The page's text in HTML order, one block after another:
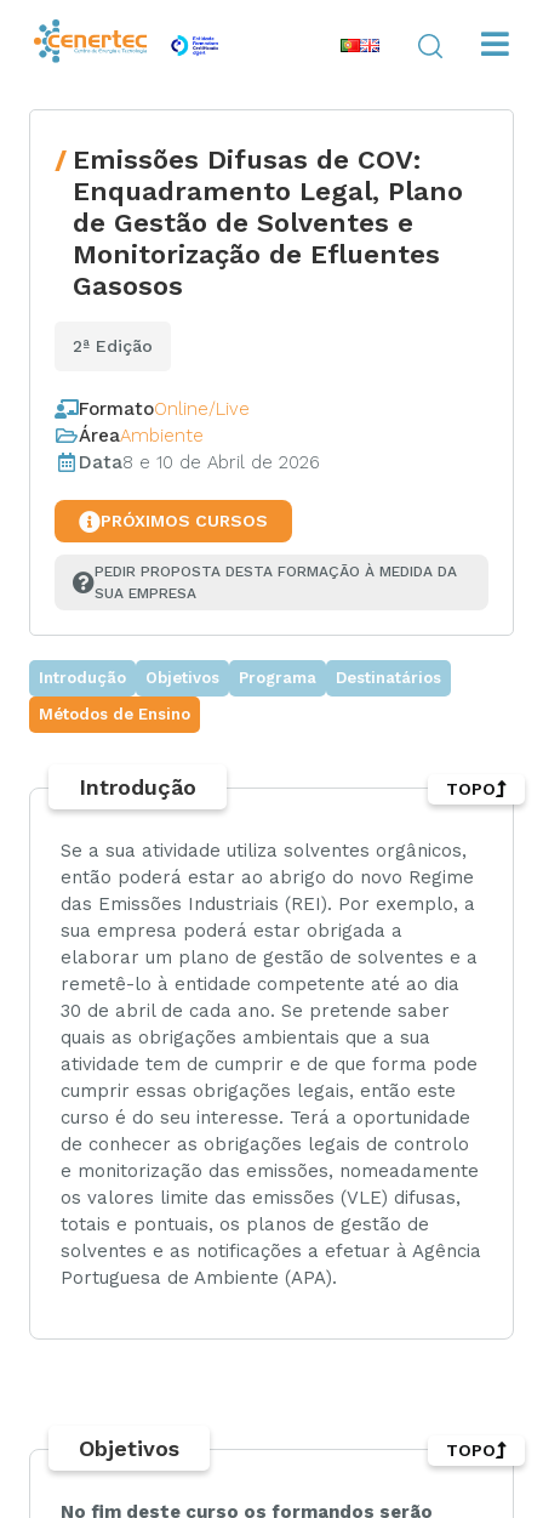
Emissões Difusas de COV:
Enquadramento Legal, Plano
de Gestão de Solventes e
Monitorização de Efluentes
Gasosos
2ª Edição
FormatoOnline/Live
ÁreaAmbiente
Data8 e 10 de Abril de 2026
PRÓXIMOS CURSOS
PEDIR PROPOSTA DESTA FORMAÇÃO À MEDIDA DA
SUA EMPRESA
Introdução Objetivos Programa
Destinatários
Métodos de Ensino
Introdução
Se a sua atividade utiliza solventes orgânicos,
então poderá estar ao abrigo do novo Regime
das Emissões Industriais (REI). Por exemplo, a
sua empresa poderá estar obrigada a
elaborar um plano de gestão de solventes e a
remetê-lo à entidade competente até ao dia
30 de abril de cada ano. Se pretende saber
quais as obrigações ambientais que a sua
atividade tem de cumprir e de que forma pode
cumprir essas obrigações legais, então este
curso é do seu interesse. Terá a oportunidade
de conhecer as obrigações legais de controlo
e monitorização das emissões, nomeadamente
os valores limite das emissões (VLE) difusas,
totais e pontuais, os planos de gestão de
solventes e as notificações a efetuar à Agência
Portuguesa de Ambiente (APA).
TOPO
Objetivos
No fim deste curso os formandos serão
TOPO